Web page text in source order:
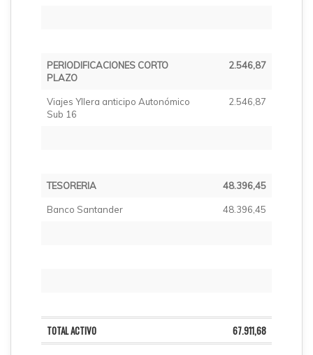
PERIODIFICACIONES CORTO
PLAZO
2.546,87
Viajes Yllera anticipo Autonómico
Sub 16
2.546,87
TESORERIA 48.396,45
Banco Santander 48.396,45
TOTAL ACTIVO 67.911,68